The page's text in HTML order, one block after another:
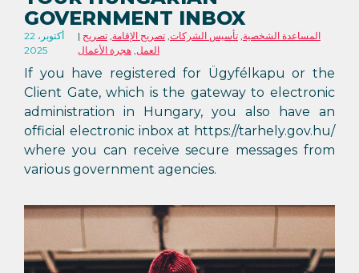
GOVERNMENT INBOX
22 أكتوبر،
2025
المساعدة الشخصية,تأسيس الشركات,تصريح الإقامة,تصريح
العمل,هجرة الأعمال
If you have registered for Ügyfélkapu or the
Client Gate, which is the gateway to electronic
administration in Hungary, you also have an
official electronic inbox at https://tarhely.gov.hu/
where you can receive secure messages from
various government agencies.